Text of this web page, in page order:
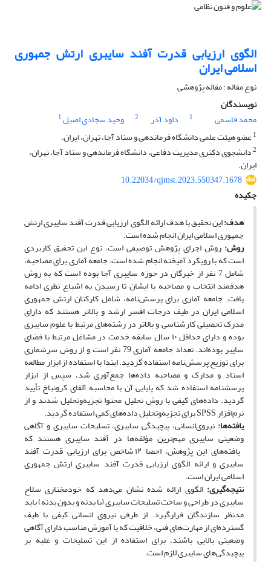
الگوی ارزیابی قدرت آفند سایبری ارتش جمهوری
اسلامی ایران
نوع مقاله : مقاله پژوهشی
نویسندگان
محمد قاسمی
1 داود آذر 2 وحید سجادی اصیل1
1عضو هیئت علمی دانشگاه فرماندهی و ستاد آجا، تهران، ایران.
2دانشجوی دکتری مدیریت دفاعی، دانشگاه فرماندهی و ستاد آجا، تهران،
ایران.
10.22034/qjmst.2023.550347.1678
چکیده
هدف:این تحقیق با هدف ارائه الگوی ارزیابی قدرت آفند سایبری ارتش
جمهوری اسلامی ایران انجام شده است.
روش: روش اجرای پژوهش توصیفی است، نوع این تحقیق کاربردی
است که با رویکرد آمیخته انجام شده است. جامعه آماری برای مصاحبه،
شامل 7 نفر از خبرگان در حوزه سایبری آجا بوده‌ است که به روش
هدفمند انتخاب و مصاحبه با ایشان تا رسیدن به اشباع نظری ادامه
یافت. جامعه آماری برای پرسش‌نامه، شامل کارکنان ارتش جمهوری
اسلامی ایران در طیف درجات افسر ارشد و بالاتر هستند که دارای
مدرک تحصیلی کارشناسی و بالاتر در رشته‌های مرتبط با علوم سایبری
بوده و دارای حداقل ۱۰ سال سابقه خدمت در مشاغل مرتبط با فضای
سایبر بوده‌اند. تعداد جامعه آماری 79 نفر است و از روش سرشماری
برای توزیع پرسش‌نامه استفاده گردید. ابتدا با استفاده از ابزار مطالعه
اسناد و مدارک و مصاحبه داده‌ها جمع‌آوری شد، سپس از ابزار
پرسشنامه استفاده شد که پایایی آن با محاسبه آلفای کرونباخ تأیید
گردید. داده‌های کیفی با روش تحلیل محتوا تجزیه‌وتحلیل شدند و از
نرم‌افزار SPSS برای تجزیه‌وتحلیل داده‌های کمی استفاده گردید.
یافته‌ها: نیروی‌انسانی، پیچیدگی سایبری، تسلیحات سایبری و آگاهی
وضعیتی سایبری مهم‌ترین مؤلفه‌ها در آفند سایبری هستند که
یافته‌های این پژوهش، احصا ۱۲ شاخص برای ارزیابی قدرت آفند
سایبری و ارائه الگوی ارزیابی قدرت آفند سایبری ارتش جمهوری
اسلامی ایران است.
نتیجه‌گیری: الگوی ارائه شده نشان می‌دهد که خودمختاری سلاح
سایبری در طراحی و ساخت تسلیحات سایبری (با بدنه و بدون بدنه) باید
مدنظر سازندگان قرارگیرد. از طرفی نیروی انسانی کیفی با طیف
گسترده‌ای از مهارت‌های فنی، خلاقیت که با آموزش مناسب دارای آگاهی
وضعیتی بالایی باشند، برای استفاده از این تسلیحات و غلبه بر
پیچیدگی‌های سایبری لازم است.